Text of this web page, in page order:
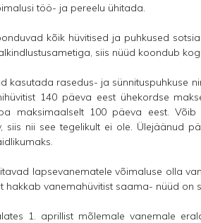
töö- ja pereelu ühitada.
kõik hüvitised ja puhkused
siis nüüd koondub
kasutada rasedus- ja sünnituspuhkuse
140 päeva eest ühekordse
maksimaalselt 100 päeva eest.
siis nii see tegelikult ei ole. Ülejäänud
lapsevanematele võimaluse olla
hakkab vanemahüvitist saama- nüüd on
1. aprillist mõlemale vanemale